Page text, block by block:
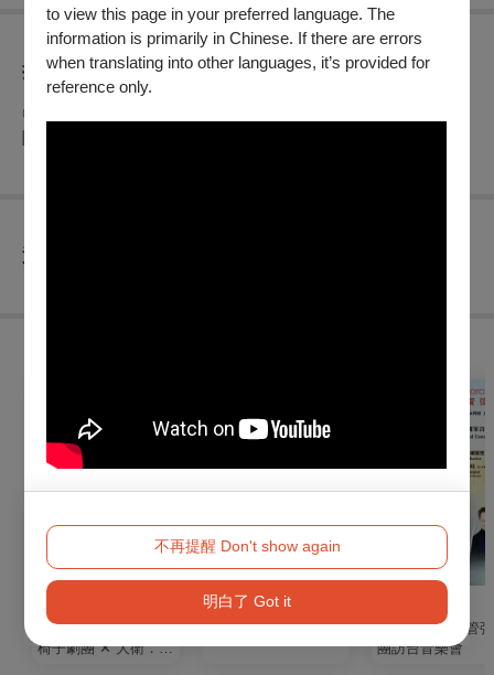
to view this page in your preferred language. The
information is primarily in Chinese. If there are errors
when translating into other languages, it’s provided for
reference only.
不再提醒 Don't show again
明白了 Got it
折扣方案
◎身心障礙人士及陪同者1名購票5折優待，入場時應出示身心
退換須知
2026秋天藝術節 四把
椅子劇團 ✕ 大衛．吉
戲劇
職男人生4-笑の祭典
2026亞洲青年管
團訪台音樂會